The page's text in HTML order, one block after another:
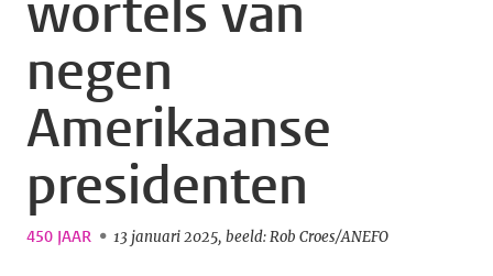
wortels van
negen
Amerikaanse
presidenten
450 JAAR 13 januari 2025 beeld: Rob Croes/ANEFO